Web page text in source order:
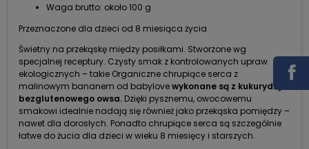
Waga brutto: około 100 g
Przeznaczone dla dzieci od 8 miesiąca życia
Świetny na przekąskę między posiłkami. Stworzone wg
specjalnej receptury. Czysty smak z kontrolowanych upraw
ekologicznych – takie Organiczne chrupiące serca z
malinowym bananem od babylovewykonane są z kukurydzy i
bezglutenowego owsa. Dzięki pysznemu, owocowemu
smakowi idealnie nadają się również jako przekąska pomiędzy –
nawet dla dorosłych. Ponadto chrupiące serca są szczególnie
łatwe do żucia dla dzieci w wieku 8 miesięcy i starszych.